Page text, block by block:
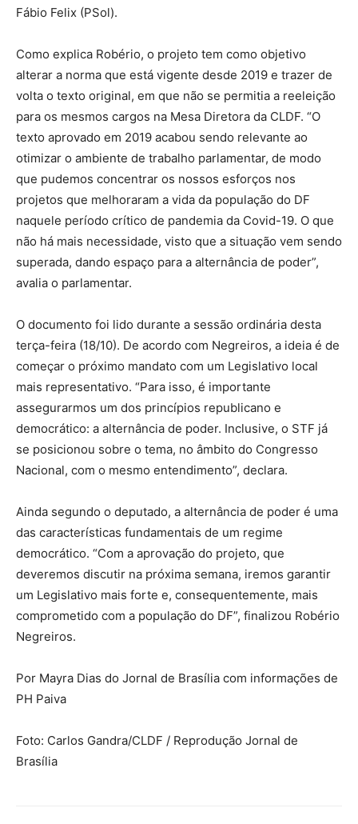
Fábio Felix (PSol).
Como explica Robério, o projeto tem como objetivo
alterar a norma que está vigente desde 2019 e trazer de
volta o texto original, em que não se permitia a reeleição
para os mesmos cargos na Mesa Diretora da CLDF. “O
texto aprovado em 2019 acabou sendo relevante ao
otimizar o ambiente de trabalho parlamentar, de modo
que pudemos concentrar os nossos esforços nos
projetos que melhoraram a vida da população do DF
naquele período crítico de pandemia da Covid-19. O que
não há mais necessidade, visto que a situação vem sendo
superada, dando espaço para a alternância de poder”,
avalia o parlamentar.
O documento foi lido durante a sessão ordinária desta
terça-feira (18/10). De acordo com Negreiros, a ideia é de
começar o próximo mandato com um Legislativo local
mais representativo. “Para isso, é importante
assegurarmos um dos princípios republicano e
democrático: a alternância de poder. Inclusive, o STF já
se posicionou sobre o tema, no âmbito do Congresso
Nacional, com o mesmo entendimento”, declara.
Ainda segundo o deputado, a alternância de poder é uma
das características fundamentais de um regime
democrático. “Com a aprovação do projeto, que
deveremos discutir na próxima semana, iremos garantir
um Legislativo mais forte e, consequentemente, mais
comprometido com a população do DF”, finalizou Robério
Negreiros.
Por Mayra Dias do Jornal de Brasília com informações de
PH Paiva
Foto: Carlos Gandra/CLDF / Reprodução Jornal de
Brasília